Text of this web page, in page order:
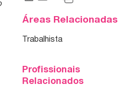
Áreas Relacionadas
Trabalhista
Profissionais
Relacionados